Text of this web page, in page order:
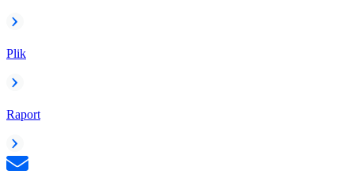
Plik
Raport